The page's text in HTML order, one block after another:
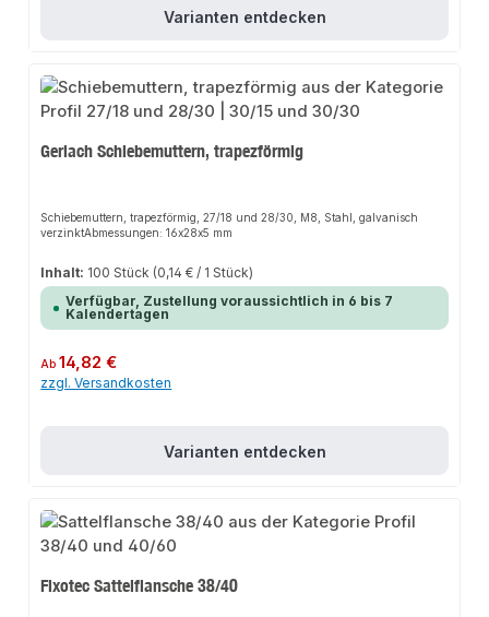
Varianten entdecken
Gerlach Schiebemuttern, trapezförmig
Schiebemuttern, trapezförmig, 27/18 und 28/30, M8, Stahl, galvanisch
verzinktAbmessungen: 16x28x5 mm
Inhalt: 100 Stück (0,14 € / 1 Stück)
Verfügbar, Zustellung voraussichtlich in 6 bis 7
Kalendertagen
Regulärer Preis:
Ab14,82 €
zzgl. Versandkosten
Varianten entdecken
Fixotec Sattelflansche 38/40